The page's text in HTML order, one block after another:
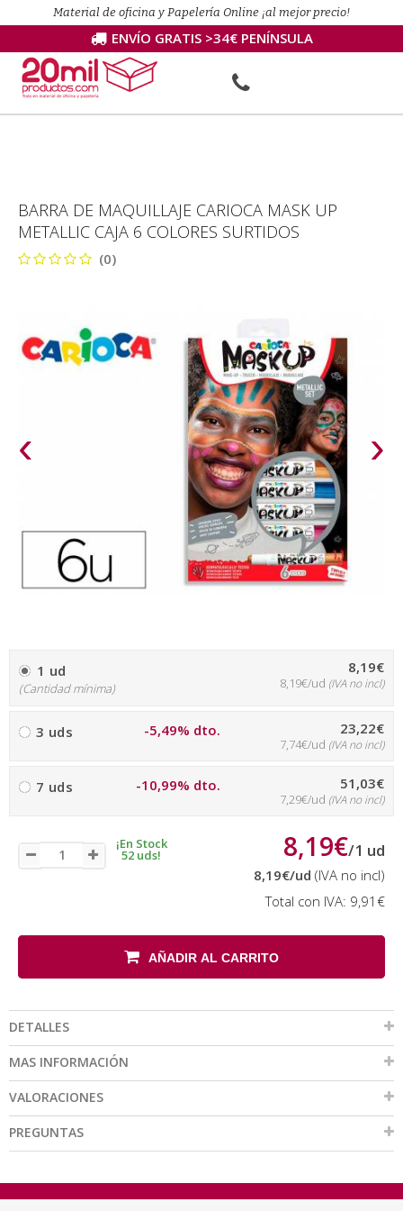
Material de oficina y Papelería Online ¡al mejor precio!
ENVÍO GRATIS >34€ PENÍNSULA
BARRA DE MAQUILLAJE CARIOCA MASK UP
METALLIC CAJA 6 COLORES SURTIDOS
(0)
‹ ›
1 ud
(Cantidad mínima)
8,19€
8,19€/ud (IVA no incl)
3 uds -5,49% dto. 23,22€
7,74€/ud (IVA no incl)
7 uds -10,99% dto. 51,03€
7,29€/ud (IVA no incl)
¡En Stock
52 uds! 8,19€/1 ud
8,19€/ud (IVA no incl)
Total con IVA: 9,91€
AÑADIR AL CARRITO
DETALLES
MAS INFORMACIÓN
VALORACIONES
PREGUNTAS